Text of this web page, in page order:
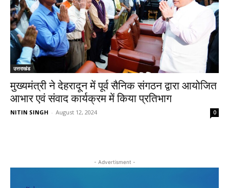
उत्तराखंड
मुख्यमंत्री ने देहरादून में पूर्व सैनिक संगठन द्वारा आयोजित
आभार एवं संवाद कार्यक्रम में किया प्रतिभाग
NITIN SINGH - August 12, 2024 0
- Advertisment -